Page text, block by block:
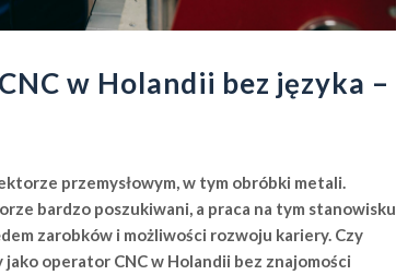
w Holandii bez języka –
przemysłowym, w tym obróbki metali.
bardzo poszukiwani, a praca na tym stanowisku
zarobków i możliwości rozwoju kariery. Czy
operator CNC w Holandii bez znajomości